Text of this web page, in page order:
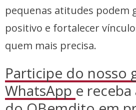
pequenas atitudes podem
positivo e fortalecer
quem mais precisa.
Participe do nosso
WhatsApp e